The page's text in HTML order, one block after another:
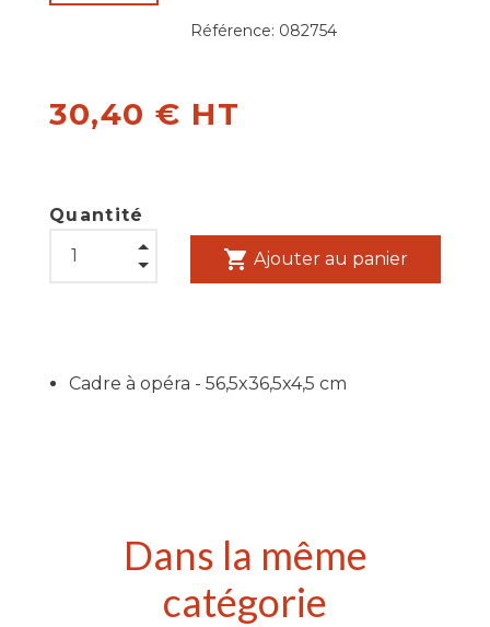
Référence: 082754
30,40 € HT
Quantité
shopping_cart Ajouter au panier
Cadre à opéra - 56,5x36,5x4,5 cm
Dans la même
catégorie